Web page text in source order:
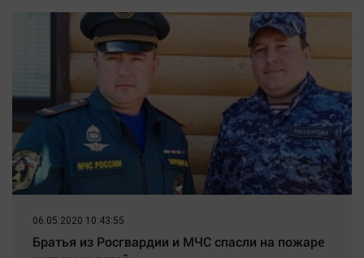
10/08/2026 – Новости
06.05.2020 10:43:55
Братья из Росгвардии и МЧС спасли на пожаре